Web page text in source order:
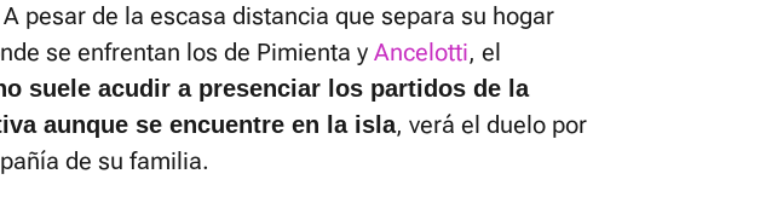
pesar de la escasa distancia que separa su hogar
se enfrentan los de Pimienta y Ancelotti, el
suele acudir a presenciar los partidos de la
aunque se encuentre en la isla, verá el duelo por
de su familia.